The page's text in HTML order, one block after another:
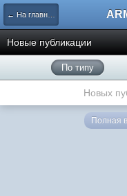
← На главную
Новые публикации
По типу
Новых
Полная